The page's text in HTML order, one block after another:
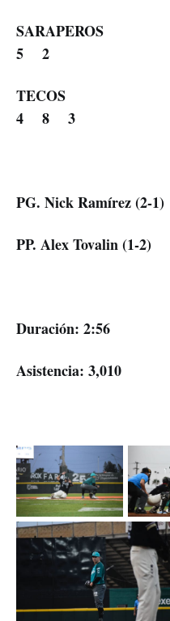
SARAPEROS
5 2
TECOS 0 1
4 8 3
PG. Nick Ramírez (2-1)
PP. Alex Tovalin (1-2)
Duración: 2:56
Asistencia: 3,010